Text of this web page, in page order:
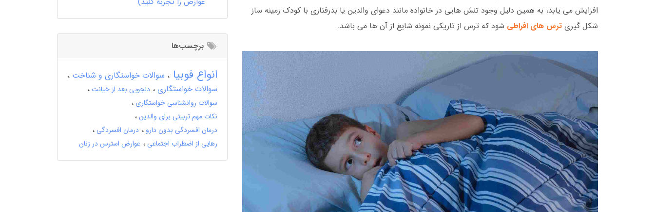
افزایش می یابد، به همین دلیل وجود تنش هایی در خانواده مانند دعوای والدین یا بدرفتاری با کودک زمینه ساز
شکل گیری ترس های افراطی شود که ترس از تاریکی نمونه شایع از آن ها می باشد.
برچسب‌ها
انواع فوبیا
سوالات خواستگاری و شناخت
سوالات خواستگاری
دلجویی بعد از خیانت
سوالات روانشناسی خواستگاری
نکات مهم تربیتی برای والدین
درمان افسردگی بدون دارو
درمان افسردگی
رهایی از اضطراب اجتماعی
عوارض استرس در زنان